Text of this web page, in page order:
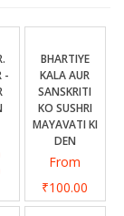
-
BHARTIYE
KALA AUR
SANSKRITI
KO SUSHRI
MAYAVATI KI
DEN
From
₹100.00